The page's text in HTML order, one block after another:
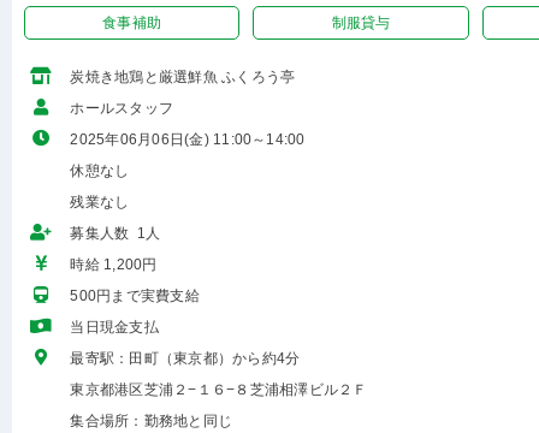
食事補助 制服貸与
炭焼き地鶏と厳選鮮魚 ふくろう亭
ホールスタッフ
2025年06月06日(金) 11:00～14:00
休憩なし
残業なし
募集人数 1人
時給 1,200円
500円まで実費支給
当日現金支払
最寄駅：田町（東京都）から約4分
東京都港区芝浦２−１６−８芝浦相澤ビル２Ｆ
集合場所：勤務地と同じ